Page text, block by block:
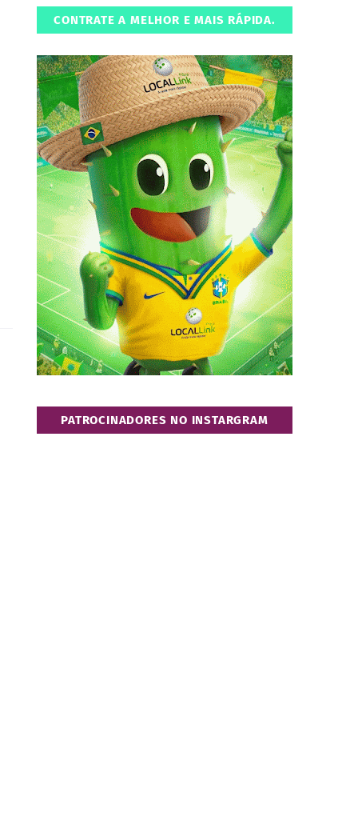
CONTRATE A MELHOR E MAIS RÁPIDA.
PATROCINADORES NO INSTARGRAM